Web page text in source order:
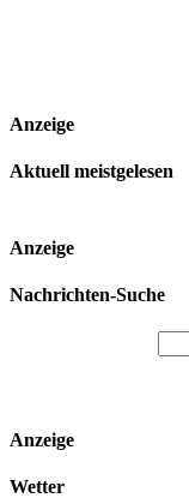
Anzeige
Aktuell meistgelesen
Anzeige
Nachrichten-Suche
Anzeige
Wetter